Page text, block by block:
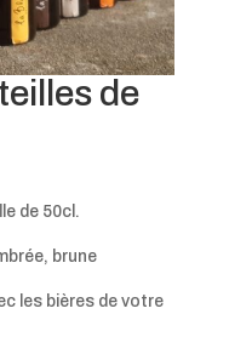
de
de 50cl.
brune
les bières de votre